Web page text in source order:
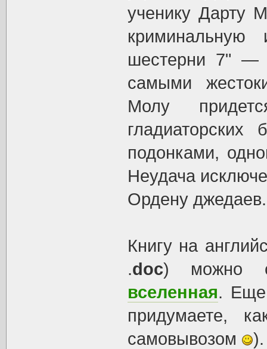
ученику Дарту
шестерни 7" —
самыми
Молу
подонками,
Неудача
Ордену джедаев.
Книгу на
.doc) можно
вселенная.
придумаете,
самовывозом
).